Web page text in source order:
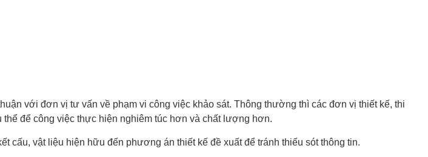
với đơn vị tư vấn về phạm vi công việc khảo sát. Thông thường thì các đơn vị thiết kế, thi
để công việc thực hiện nghiêm túc hơn và chất lượng hơn.
cấu, vật liệu hiện hữu đến phương án thiết kế đề xuất để tránh thiếu sót thông tin.